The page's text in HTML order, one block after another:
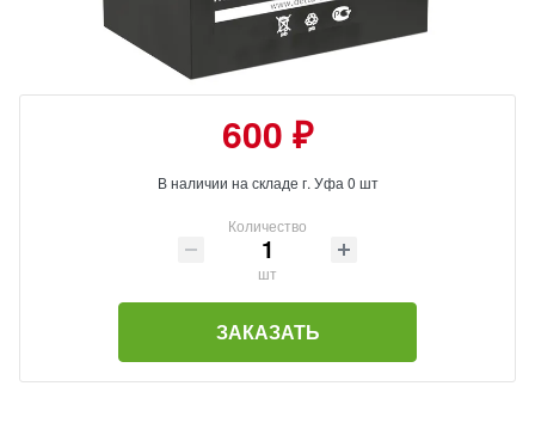
600 ₽
В наличии на складе г. Уфа 0 шт
Количество
шт
ЗАКАЗАТЬ